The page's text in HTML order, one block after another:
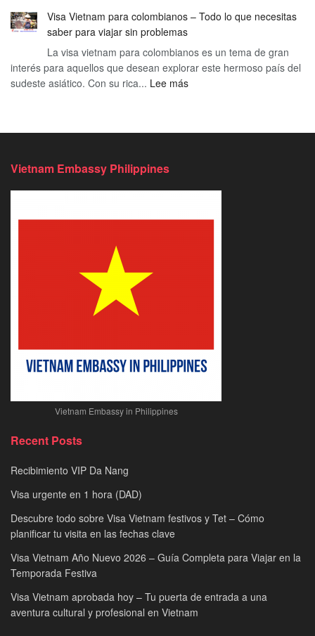
en
fechas
clave
Completa
para
Viajar
en
la
–
Visa Vietnam para colombianos – Todo lo que necesitas
saber para viajar sin problemas
La visa vietnam para colombianos es un tema de gran
interés para aquellos que desean explorar este hermoso país del
sudeste asiático. Con su rica... Lee más:
lo
necesitas
Vietnam Embassy Philippines
Vietnam Embassy in Philippines
Recent Posts
Recibimiento VIP Da Nang
Visa urgente en 1 hora (DAD)
Descubre todo sobre Visa Vietnam festivos y Tet – Cómo
planificar tu visita en las fechas clave
Visa Vietnam Año Nuevo 2026 – Guía Completa para Viajar en la
Temporada Festiva
Visa Vietnam aprobada hoy – Tu puerta de entrada a una
aventura cultural y profesional en Vietnam